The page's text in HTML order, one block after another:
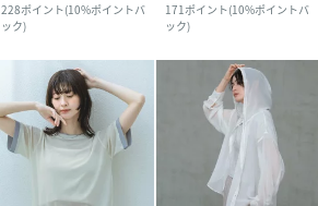
228ポイント(10%ポイントバ
ック)
171ポイント(10%ポイントバ
ック)